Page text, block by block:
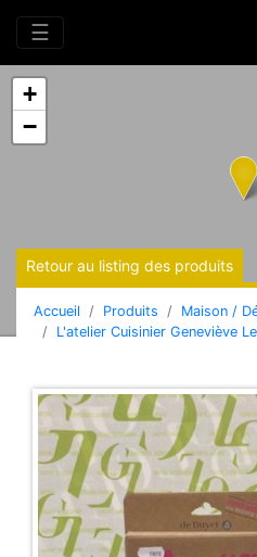
☰
+
−
Retour au listing des produits
Accueil Produits
Maison /
L'atelier Cuisinier Geneviève